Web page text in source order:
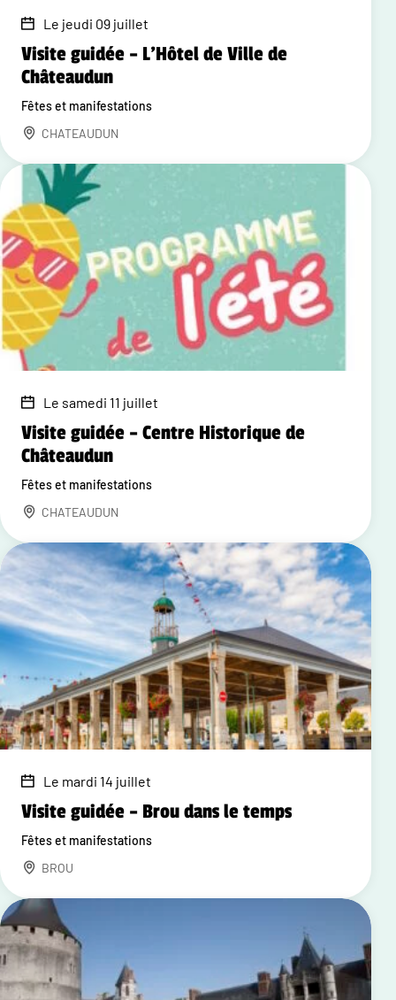
Le jeudi 09 juillet
Visite guidée – L'Hôtel de Ville de
Châteaudun
Fêtes et manifestations
CHATEAUDUN
Le samedi 11 juillet
Visite guidée – Centre Historique de
Châteaudun
Fêtes et manifestations
CHATEAUDUN
Le mardi 14 juillet
Visite guidée – Brou dans le temps
Fêtes et manifestations
BROU